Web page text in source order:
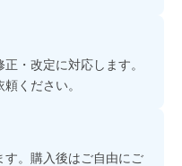
・改定に対応します。
ください。
。購入後はご自由にご